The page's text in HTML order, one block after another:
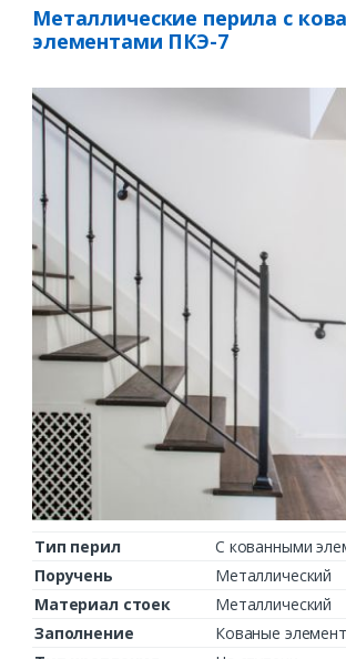
Металлические перила с
элементами ПКЭ-7
Тип перил
С кованными
Поручень
Металлический
Материал стоек
Металлический
Заполнение
Кованые